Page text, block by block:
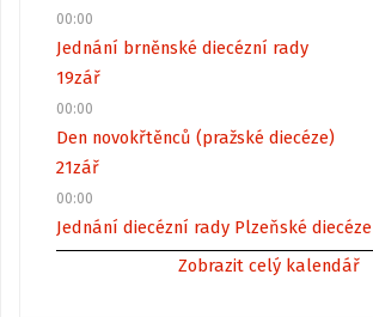
00:00
Jednání brněnské diecézní rady
19zář
00:00
Den novokřtěnců (pražské diecéze)
21zář
00:00
Jednání diecézní rady Plzeňské diecéze
Zobrazit celý kalendář